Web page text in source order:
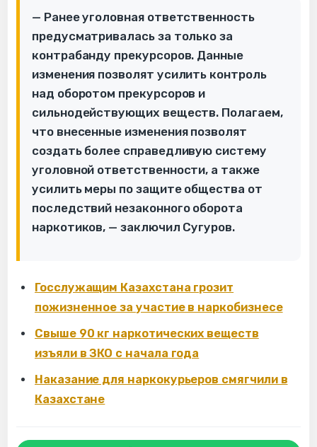
— Ранее уголовная ответственность
предусматривалась за только за
контрабанду прекурсоров. Данные
изменения позволят усилить контроль
над оборотом прекурсоров и
сильнодействующих веществ. Полагаем,
что внесенные изменения позволят
создать более справедливую систему
уголовной ответственности, а также
усилить меры по защите общества от
последствий незаконного оборота
наркотиков, — заключил Сугуров.
Госслужащим Казахстана грозит
пожизненное за участие в наркобизнесе
Свыше 90 кг наркотических веществ
изъяли в ЗКО с начала года
Наказание для наркокурьеров смягчили в
Казахстане